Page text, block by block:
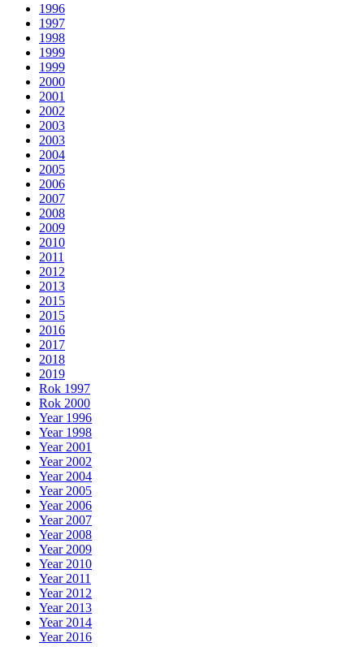
1996
1997
1998
1999
1999
2000
2001
2002
2003
2003
2004
2005
2006
2007
2008
2009
2010
2011
2012
2013
2015
2015
2016
2017
2018
2019
Rok 1997
Rok 2000
Year 1996
Year 1998
Year 2001
Year 2002
Year 2004
Year 2005
Year 2006
Year 2007
Year 2008
Year 2009
Year 2010
Year 2011
Year 2012
Year 2013
Year 2014
Year 2016